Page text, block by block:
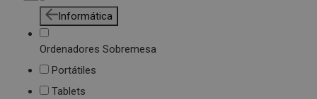
Informática
Ordenadores Sobremesa
Portátiles
Tablets